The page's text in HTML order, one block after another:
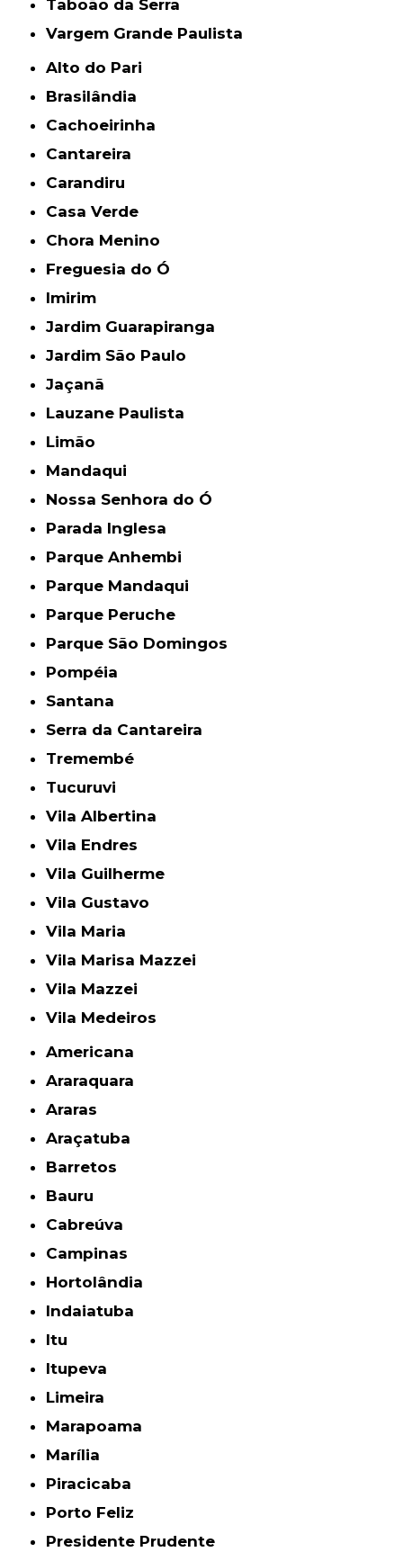
Taboão da Serra
Vargem Grande Paulista
Alto do Pari
Brasilândia
Cachoeirinha
Cantareira
Carandiru
Casa Verde
Chora Menino
Freguesia do Ó
Imirim
Jardim Guarapiranga
Jardim São Paulo
Jaçanã
Lauzane Paulista
Limão
Mandaqui
Nossa Senhora do Ó
Parada Inglesa
Parque Anhembi
Parque Mandaqui
Parque Peruche
Parque São Domingos
Pompéia
Santana
Serra da Cantareira
Tremembé
Tucuruvi
Vila Albertina
Vila Endres
Vila Guilherme
Vila Gustavo
Vila Maria
Vila Marisa Mazzei
Vila Mazzei
Vila Medeiros
Americana
Araraquara
Araras
Araçatuba
Barretos
Bauru
Cabreúva
Campinas
Hortolândia
Indaiatuba
Itu
Itupeva
Limeira
Marapoama
Marília
Piracicaba
Porto Feliz
Presidente Prudente